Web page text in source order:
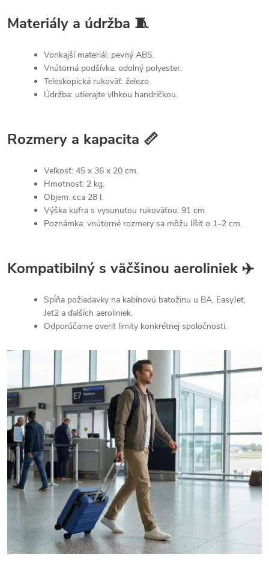
Materiály a údržba 🧵
Vonkajší materiál: pevný ABS.
Vnútorná podšívka: odolný polyester.
Teleskopická rukoväť: železo.
Údržba: utierajte vlhkou handričkou.
Rozmery a kapacita 📏
Veľkosť: 45 x 36 x 20 cm.
Hmotnosť: 2 kg.
Objem: cca 28 l.
Výška kufra s vysunutou rukoväťou: 91 cm.
Poznámka: vnútorné rozmery sa môžu líšiť o 1–2 cm.
Kompatibilný s väčšinou aeroliniek ✈️
Spĺňa požiadavky na kabínovú batožinu u BA, EasyJet,
Jet2 a ďalších aeroliniek.
Odporúčame overiť limity konkrétnej spoločnosti.